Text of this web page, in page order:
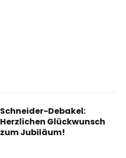
Schneider-Debakel:
Herzlichen Glückwunsch
zum Jubiläum!